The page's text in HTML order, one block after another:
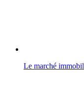
Le marché